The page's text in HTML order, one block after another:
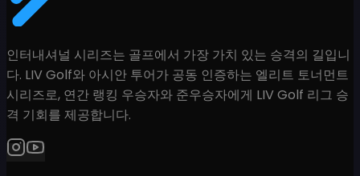
인터내셔널 시리즈는 골프에서 가장 가치 있는 승격의 길입니
다. LIV Golf와 아시안 투어가 공동 인증하는 엘리트 토너먼트
시리즈로, 연간 랭킹 우승자와 준우승자에게 LIV Golf 리그 승
격 기회를 제공합니다.